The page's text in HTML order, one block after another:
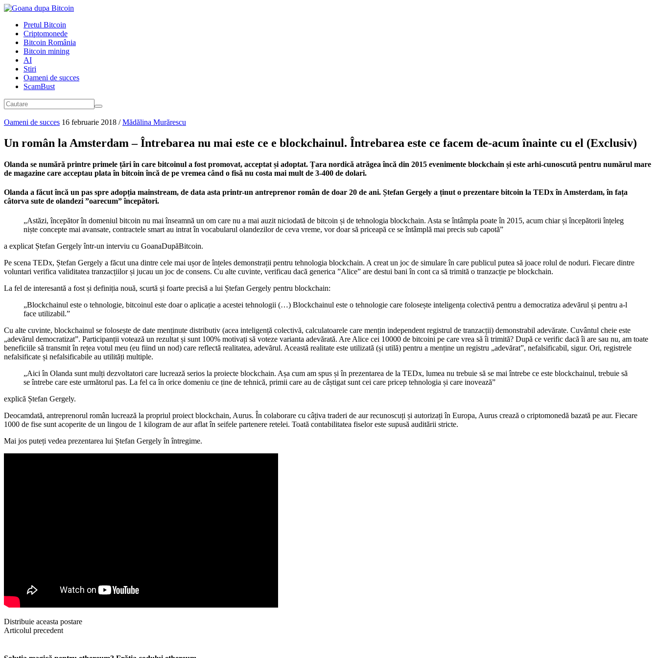
Pretul Bitcoin
Criptomonede
Bitcoin România
Bitcoin mining
AI
Stiri
Oameni de succes
ScamBust
Oameni de succes 16 februarie 2018 / Mădălina Murărescu
Un român la Amsterdam – Întrebarea nu mai este ce e blockchainul. Întrebarea este ce facem de-acum înainte cu el (Exclusiv)
Olanda se numără printre primele țări în care bitcoinul a fost promovat, acceptat și adoptat. Țara nordică atrăgea încă din 2015 evenimente blockchain și este arhi-cunoscută pentru numărul mare
de magazine care acceptau plata în bitcoin încă de pe vremea când o fisă nu costa mai mult de 3-400 de dolari.
Olanda a făcut încă un pas spre adopția mainstream, de data asta printr-un antreprenor român de doar 20 de ani. Ștefan Gergely a ținut o prezentare bitcoin la TEDx în Amsterdam, în fața
câtorva sute de olandezi ”oarecum” începători.
„Astăzi, începător în domeniul bitcoin nu mai înseamnă un om care nu a mai auzit niciodată de bitcoin și de tehnologia blockchain. Asta se întâmpla poate în 2015, acum chiar și începătorii înțeleg
niște concepte mai avansate, contractele smart au intrat în vocabularul olandezilor de ceva vreme, vor doar să priceapă ce se întâmplă mai precis sub capotă”
a explicat Ștefan Gergely într-un interviu cu GoanaDupăBitcoin.
Pe scena TEDx, Ștefan Gergely a făcut una dintre cele mai ușor de înțeles demonstrații pentru tehnologia blockchain. A creat un joc de simulare în care publicul putea să joace rolul de noduri. Fiecare dintre
voluntari verifica validitatea tranzacțiilor și jucau un joc de consens. Cu alte cuvinte, verificau dacă generica ”Alice” are destui bani în cont ca să trimită o tranzacție pe blockchain.
La fel de interesantă a fost și definiția nouă, scurtă și foarte precisă a lui Ștefan Gergely pentru blockchain:
„Blockchainul este o tehnologie, bitcoinul este doar o aplicație a acestei tehnologii (…) Blockchainul este o tehnologie care folosește inteligența colectivă pentru a democratiza adevărul și pentru a-l
face utilizabil.”
Cu alte cuvinte, blockchainul se folosește de date menținute distributiv (acea inteligență colectivă, calculatoarele care mențin independent registrul de tranzacții) demonstrabil adevărate. Cuvântul cheie este
„adevărul democratizat”. Participanții votează un rezultat și sunt 100% motivați să voteze varianta adevărată. Are Alice cei 10000 de bitcoini pe care vrea să îi trimită? După ce verific dacă îi are sau nu, am toate
beneficiile să transmit în rețea votul meu (eu fiind un nod) care reflectă realitatea, adevărul. Această realitate este utilizată (și utilă) pentru a menține un registru „adevărat”, nefalsificabil, sigur. Ori, registrele
nefalsificate și nefalsificabile au utilități multiple.
„Aici în Olanda sunt mulți dezvoltatori care lucrează serios la proiecte blockchain. Așa cum am spus și în prezentarea de la TEDx, lumea nu trebuie să se mai întrebe ce este blockchainul, trebuie să
se întrebe care este următorul pas. La fel ca în orice domeniu ce ține de tehnică, primii care au de câștigat sunt cei care pricep tehnologia și care inovează”
explică Ștefan Gergely.
Deocamdată, antreprenorul român lucrează la propriul proiect blockchain, Aurus. În colaborare cu câțiva traderi de aur recunoscuți și autorizați în Europa, Aurus crează o criptomonedă bazată pe aur. Fiecare
1000 de fise sunt acoperite de un lingou de 1 kilogram de aur aflat în seifele partenere retelei. Toată contabilitatea fiselor este supusă auditării stricte.
Mai jos puteți vedea prezentarea lui Ștefan Gergely în întregime.
Distribuie aceasta postare
Articolul precedent